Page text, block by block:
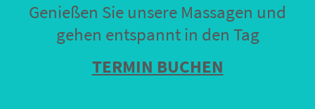
Genießen Sie unsere Massagen und
gehen entspannt in den Tag
TERMIN BUCHEN